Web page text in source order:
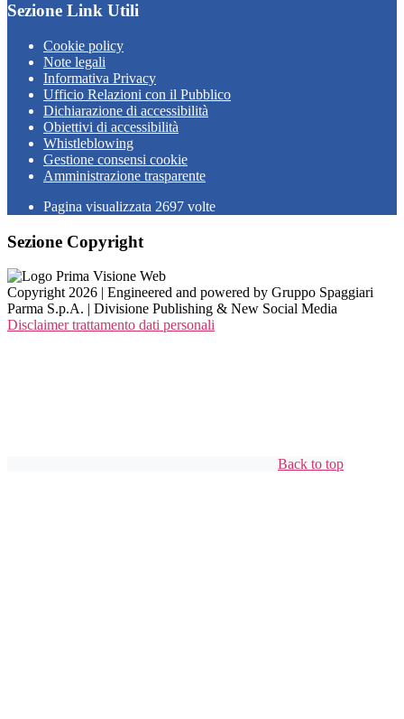
Sezione Link Utili
Cookie policy
Note legali
Informativa Privacy
Ufficio Relazioni con il Pubblico
Dichiarazione di accessibilità
Obiettivi di accessibilità
Whistleblowing
Gestione consensi cookie
Amministrazione trasparente
Pagina visualizzata 2697 volte
Sezione Copyright
Copyright 2026 | Engineered and powered by Gruppo Spaggiari
Parma S.p.A. | Divisione Publishing & New Social Media
Disclaimer trattamento dati personali
Back to top